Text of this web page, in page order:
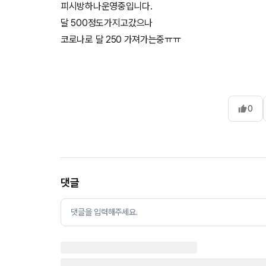
피시방하나운영중입니다.
달 500정도가지고갔으나
코로나로 달 250 가져가는중ㅠㅠ
0
댓글
댓글을 입력해주세요.